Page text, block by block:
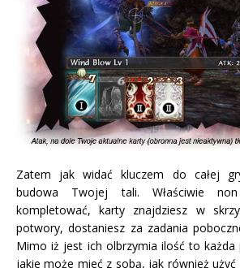
Zatem jak widać kluczem do całej
budowa Twojej tali. Właściwie
kompletować, karty znajdziesz w
potwory, dostaniesz za zadania
Mimo iż jest ich olbrzymia ilość to
jakie może mieć z sobą, jak również